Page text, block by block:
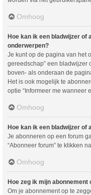
Omhoog
Hoe kan ik een bladwijzer of
onderwerpen?
Je kunt op de pagina van het
gereedschap” een bladwijzer
boven- als onderaan de
Het is ook mogelijk te
optie “Informeer me wanneer
Omhoog
Hoe kan ik een bladwijzer of
Je abonneren op een forum
“Abonneer forum” te klikken
Omhoog
Hoe zeg ik mijn abonnement
Om je abonnement op te